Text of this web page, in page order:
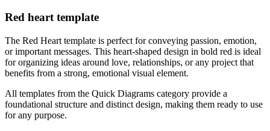
Red heart template
The Red Heart template is perfect for conveying passion, emotion,
or important messages. This heart-shaped design in bold red is ideal
for organizing ideas around love, relationships, or any project that
benefits from a strong, emotional visual element.
All templates from the Quick Diagrams category provide a
foundational structure and distinct design, making them ready to use
for any purpose.